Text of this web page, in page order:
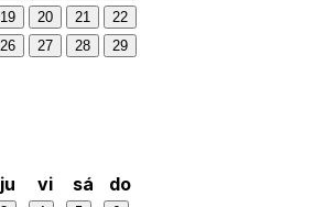
19 20 21
22
26 27 28
29
ju vi sá do